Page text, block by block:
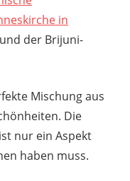
in
und der Brijuni-
Mischung aus
Die
nur ein Aspekt
haben muss.